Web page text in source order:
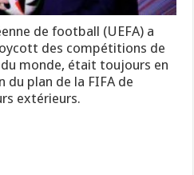
de football (UEFA) a
des compétitions de
monde, était toujours en
du plan de la FIFA de
extérieurs.